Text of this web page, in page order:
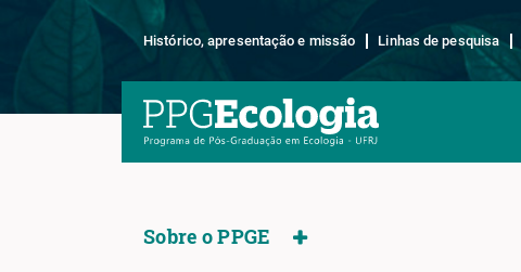
Histórico, apresentação e missão Linhas de pesquisa
Sobre o PPGE